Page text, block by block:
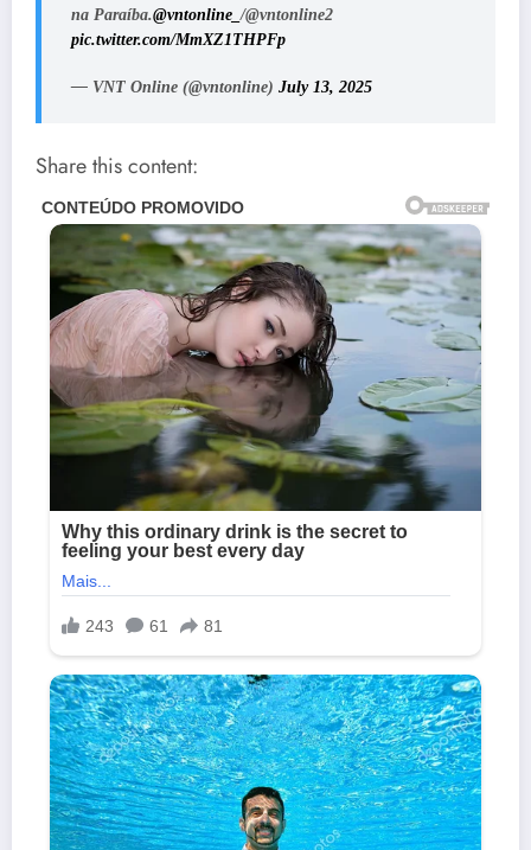
na Paraíba.@vntonline_ /@vntonline2
pic.twitter.com/MmXZ1THPFp
— VNT Online (@vntonline) July 13, 2025
Share this content: